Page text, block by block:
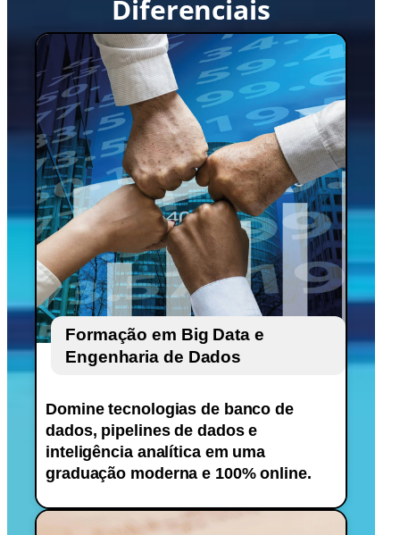
Diferenciais
Formação em Big Data e
Engenharia de Dados
Domine tecnologias de banco de
dados, pipelines de dados e
inteligência analítica em uma
graduação moderna e 100% online.